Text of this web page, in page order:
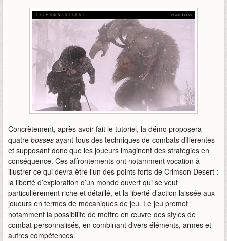
Concrètement, après avoir fait le tutoriel, la démo proposera
quatre bosses ayant tous des techniques de combats différentes
et supposant donc que les joueurs imaginent des stratégies en
conséquence. Ces affrontements ont notamment vocation à
illustrer ce qui devra être l’un des points forts de Crimson Desert :
la liberté d’exploration d’un monde ouvert qui se veut
particulièrement riche et détaillé, et la liberté d’action laissée aux
joueurs en termes de mécaniques de jeu. Le jeu promet
notamment la possibilité de mettre en œuvre des styles de
combat personnalisés, en combinant divers éléments, armes et
autres compétences.